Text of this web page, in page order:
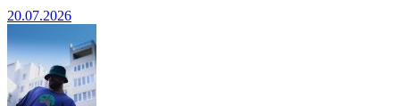
20.07.2026